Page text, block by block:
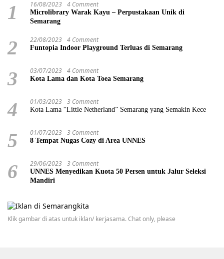
1 16/08/2023 4 Comment
Microlibrary Warak Kayu – Perpustakaan Unik di
Semarang
2 22/08/2023 4 Comment
Funtopia Indoor Playground Terluas di Semarang
3 03/07/2023 4 Comment
Kota Lama dan Kota Toea Semarang
4 01/03/2023 3 Comment
Kota Lama “Little Netherland” Semarang yang Semakin Kece
5 01/07/2023 3 Comment
8 Tempat Nugas Cozy di Area UNNES
6 29/06/2023 3 Comment
UNNES Menyedikan Kuota 50 Persen untuk Jalur Seleksi
Mandiri
Klik gambar di atas untuk iklan/ kerjasama. Chat only, please